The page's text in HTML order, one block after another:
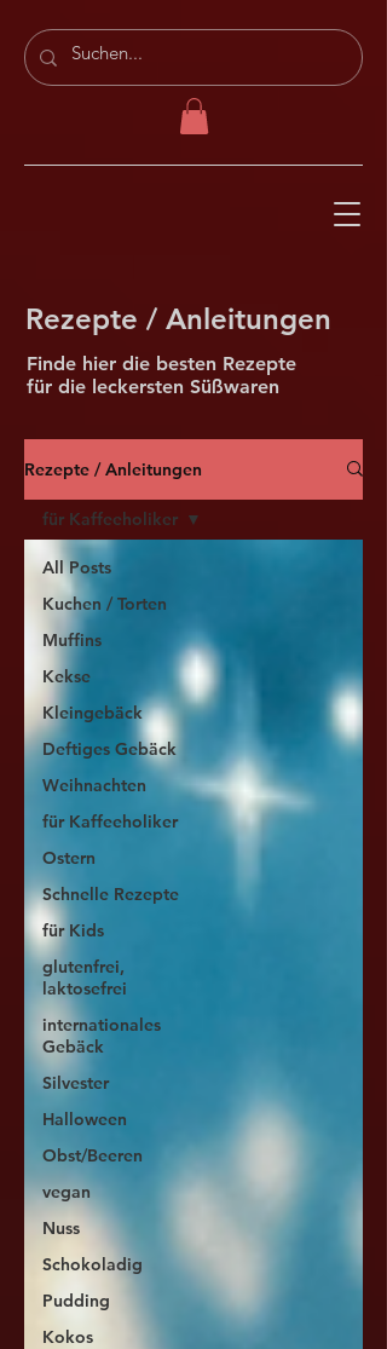
Rezepte / Anleitungen
Finde hier die besten Rezepte
für die leckersten Süßwaren
Rezepte / Anleitungen
All Posts
Kuchen / Torten
Muffins
Kekse
Kleingebäck
Deftiges Gebäck
Weihnachten
für Kaffeeholiker
Ostern
Schnelle Rezepte
für Kids
glutenfrei,
laktosefrei
internationales
Gebäck
Silvester
Halloween
Obst/Beeren
vegan
Nuss
Schokoladig
Pudding
Kokos
für Kaffeeholiker